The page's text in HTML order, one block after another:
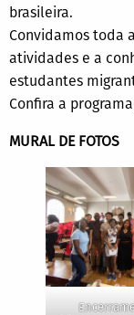
brasileira.
Convidamos toda
atividades e a
estudantes
Confira a
MURAL DE FOTOS